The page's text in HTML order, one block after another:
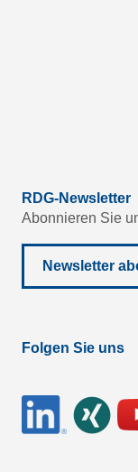
RDG-Newsletter
Abonnieren Sie
Newsletter
Folgen Sie uns